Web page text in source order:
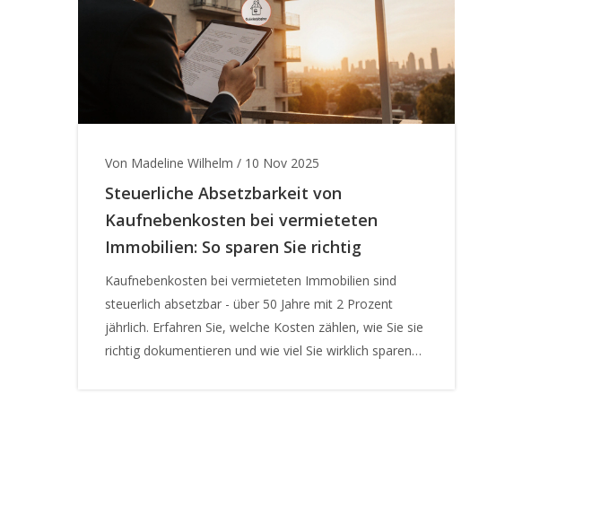
Von Madeline Wilhelm / 10 Nov 2025
Steuerliche Absetzbarkeit von
Kaufnebenkosten bei vermieteten
Immobilien: So sparen Sie richtig
Kaufnebenkosten bei vermieteten Immobilien sind
steuerlich absetzbar - über 50 Jahre mit 2 Prozent
jährlich. Erfahren Sie, welche Kosten zählen, wie Sie sie
richtig dokumentieren und wie viel Sie wirklich sparen